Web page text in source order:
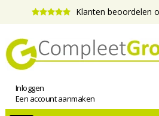
Klanten beoordelen
Inloggen
Een account aanmaken